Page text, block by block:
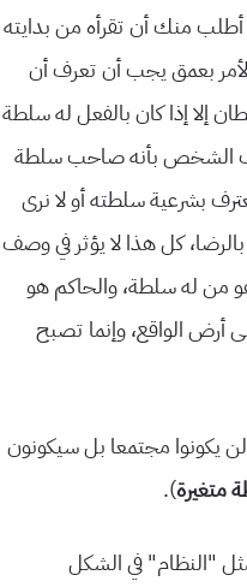
أطلب منك أن تقرأه من بدایته
بعمق یجب أن تعرف أن
إذا كان بالفعل له سلطة
الشخص بأنه صاحب سلطة
بشرعیة سلطته أو لا نرى
بالرضا، كل هذا لا یؤثر في وصف
من له سلطة، والحاكم هو
الواقع، وإنما تصبح
یكونوا مجتمعا بل سیكونون
متغیرة).
“النظام” في الشكل